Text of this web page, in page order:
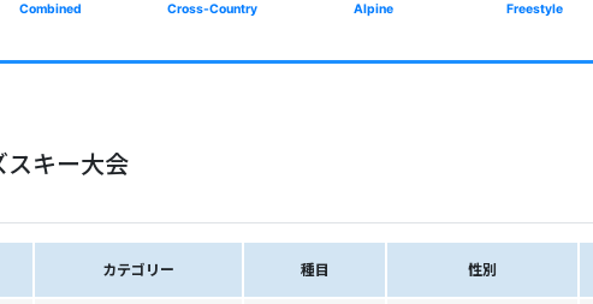
Combined Cross-Country Alpine Freestyle
スキー大会
カテゴリー 種目 性別